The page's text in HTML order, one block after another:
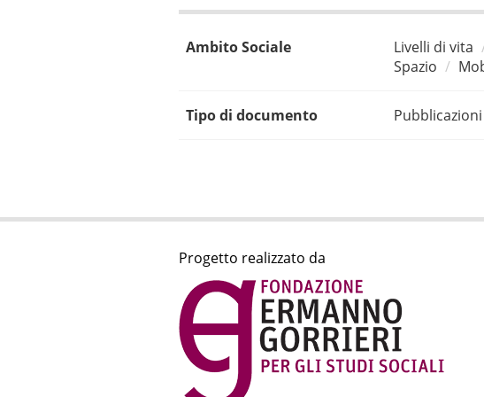
Ambito Sociale Livelli di vita
Spazio
Tipo di documento
Progetto realizzato da